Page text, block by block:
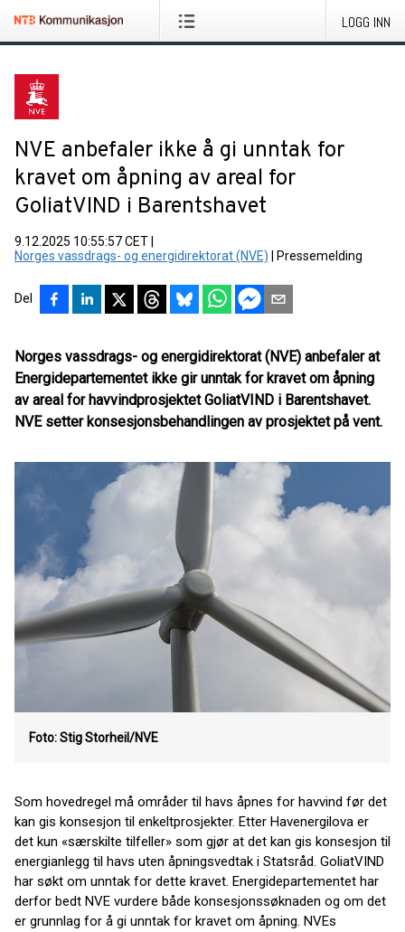
LOGG INN
NVE anbefaler ikke å gi unntak for
kravet om åpning av areal for
GoliatVIND i Barentshavet
9.12.2025 10:55:57 CET
Norges vassdrags- og energidirektorat (NVE)
Pressemelding
Del
Norges vassdrags- og energidirektorat (NVE) anbefaler at
Energidepartementet ikke gir unntak for kravet om åpning
av areal for havvindprosjektet GoliatVIND i Barentshavet.
NVE setter konsesjonsbehandlingen av prosjektet på vent.
Foto: Stig Storheil/NVE
Som hovedregel må områder til havs åpnes for havvind før det
kan gis konsesjon til enkeltprosjekter. Etter Havenergilova er
det kun «særskilte tilfeller» som gjør at det kan gis konsesjon til
energianlegg til havs uten åpningsvedtak i Statsråd. GoliatVIND
har søkt om unntak for dette kravet. Energidepartementet har
derfor bedt NVE vurdere både konsesjonssøknaden og om det
er grunnlag for å gi unntak for kravet om åpning. NVEs